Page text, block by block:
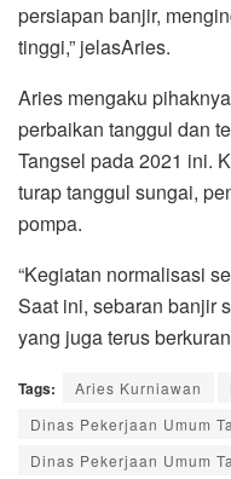
persiapan banjir,
tinggi,” jelasAries.
Aries mengaku
perbaikan tanggul dan
Tangsel pada 2021 ini.
turap tanggul sungai,
pompa.
“Kegiatan normalisasi
Saat ini, sebaran banjir
yang juga terus
Tags: Aries Kurniawan
Dinas Pekerjaan Umum
Dinas Pekerjaan Umum